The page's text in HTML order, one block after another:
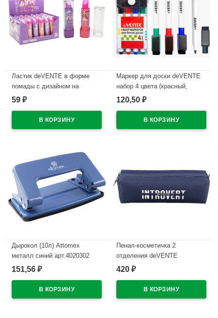
Ластик deVENTE в форме
помады с дизайном на
корпусе арт.8030619
59 ₽
Маркер для доски deVENTE
набор 4 цвета (красный,
синий, черный, зеленый) 2мм
магнитом для крепления
арт.5040605 (Ст.4)
120,50 ₽
Дырокол (10л) Attomex
металл синий арт.4020302
В наличии
151,56 ₽
Пенал-косметичка 2
отделения deVENTE
Интроверт (Introvert)
арт.7020669
420 ₽